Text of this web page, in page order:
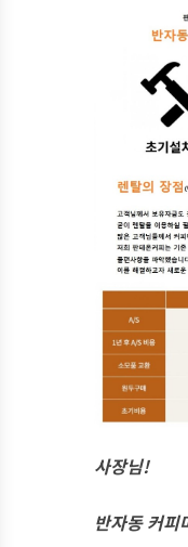
사장님!
반자동 커피